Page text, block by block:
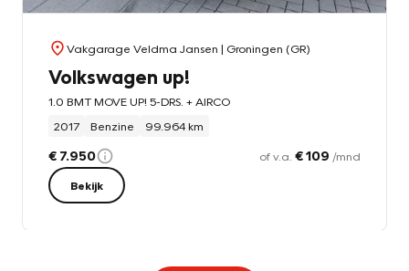
Vakgarage Veldma Jansen | Groningen (GR)
Volkswagen up!
1.0 BMT MOVE UP! 5-DRS. + AIRCO
2017
Benzine 99.964 km
€ 7.950 of v.a. € 109 /mnd
Bekijk